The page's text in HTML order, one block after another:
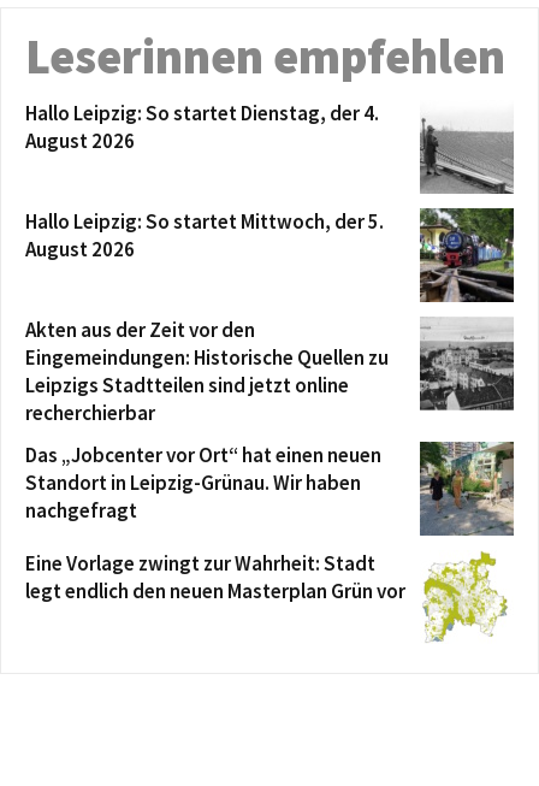
Leserinnen empfehlen
Hallo Leipzig: So startet Dienstag, der 4.
August 2026
Hallo Leipzig: So startet Mittwoch, der 5.
August 2026
Akten aus der Zeit vor den
Eingemeindungen: Historische Quellen zu
Leipzigs Stadtteilen sind jetzt online
recherchierbar
Das „Jobcenter vor Ort“ hat einen neuen
Standort in Leipzig-Grünau. Wir haben
nachgefragt
Eine Vorlage zwingt zur Wahrheit: Stadt
legt endlich den neuen Masterplan Grün vor